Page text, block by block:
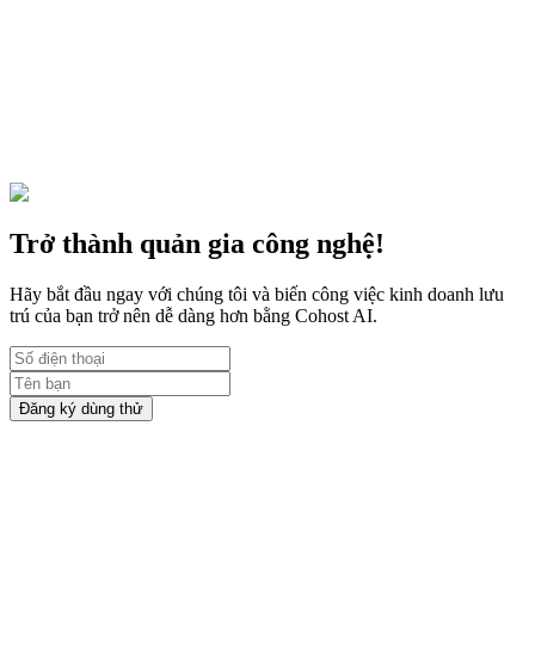
Nhiều chủ nhà đã biến việc kinh doanh Airbnb thành công việc toàn
Trở thành quản gia công nghệ!
Hãy bắt đầu ngay với chúng tôi và biến công việc kinh doanh lưu
trú của bạn trở nên dễ dàng hơn bằng Cohost AI.
Đăng ký dùng thử